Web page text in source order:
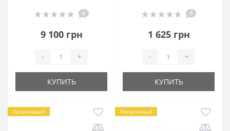
0
9 100 грн
- +
КУПИТЬ
0
1 625 грн
- +
КУПИТЬ
Популярный Популярный